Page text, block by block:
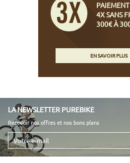
4X SANS
300€ À
EN SAVOIR PLUS
LA NEWSLETTER PUREBIKE
Recevoir nos offres et nos bons plans
Votre
e-
mail